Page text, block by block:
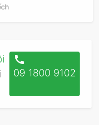
call
09 1800 9102